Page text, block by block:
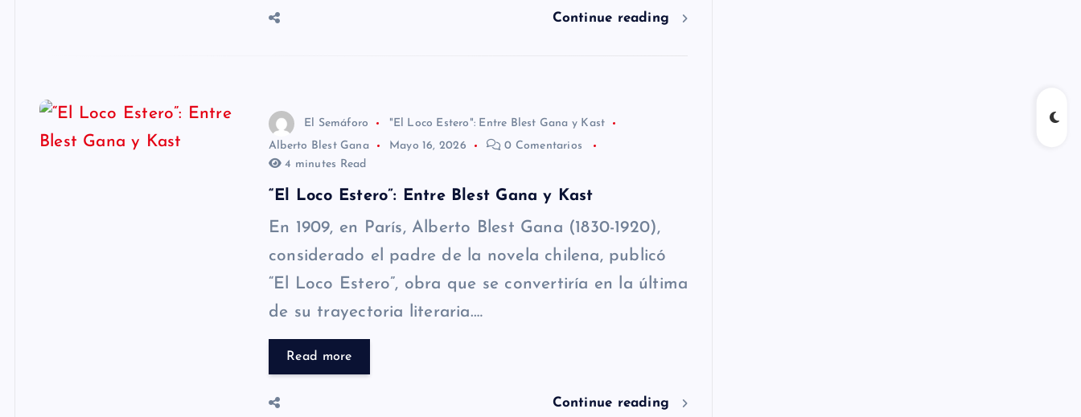
Continue reading
El Semáforo
"El Loco Estero": Entre Blest Gana y Kast
Alberto Blest Gana
Mayo 16, 2026
0 Comentarios
4 minutes Read
“El Loco Estero”: Entre Blest Gana y Kast
En 1909, en París, Alberto Blest Gana (1830-1920),
considerado el padre de la novela chilena, publicó
“El Loco Estero”, obra que se convertiría en la última
de su trayectoria literaria.…
Read more
Continue reading